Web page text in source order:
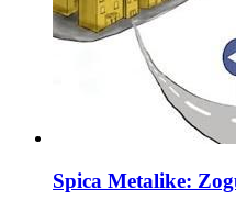
Spica Metalike: